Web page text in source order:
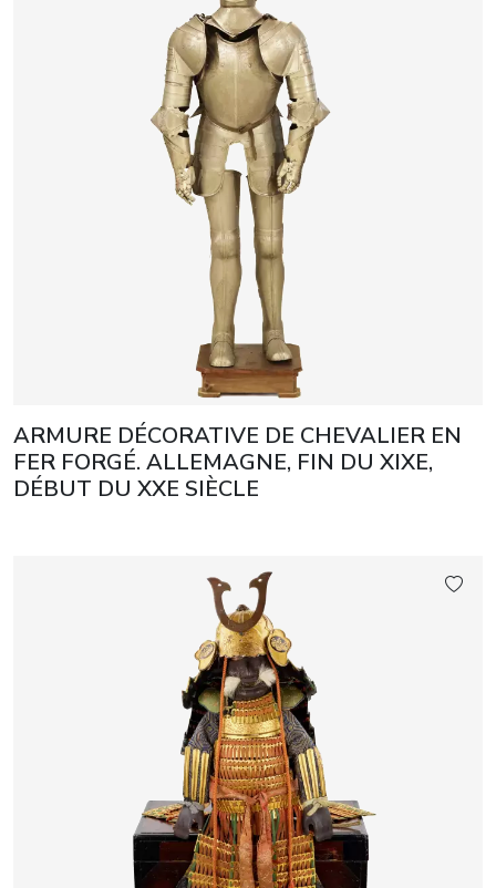
ARMURE DÉCORATIVE DE CHEVALIER EN
FER FORGÉ. ALLEMAGNE, FIN DU XIXE,
DÉBUT DU XXE SIÈCLE